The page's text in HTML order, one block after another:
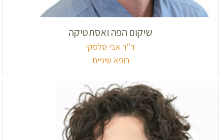
שיקום הפה ואסתטיקה
ד”ר אבי סלסקי
רופא שיניים